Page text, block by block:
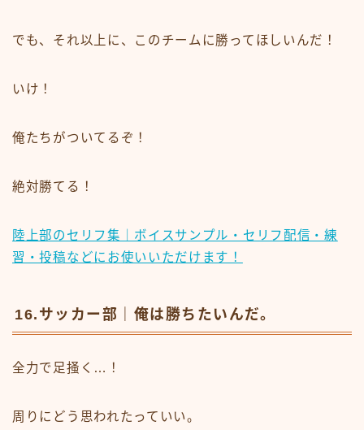
でも、それ以上に、このチームに勝ってほしいんだ！
いけ！
俺たちがついてるぞ！
絶対勝てる！
陸上部のセリフ集｜ボイスサンプル・セリフ配信・練
習・投稿などにお使いいただけます！
16.サッカー部｜俺は勝ちたいんだ。
全力で足掻く…！
周りにどう思われたっていい。